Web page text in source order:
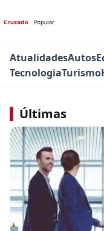
AtualidadesAutos
TecnologiaTurismo
Últimas